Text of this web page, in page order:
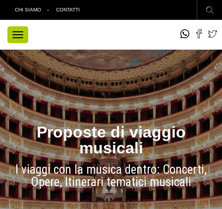
CHI SIAMO CONTATTI
TOGGLE
NAVIGATION
Proposte di viaggio
musicali
I viaggi con la musica dentro: Concerti,
Opere, Itinerari tematici musicali